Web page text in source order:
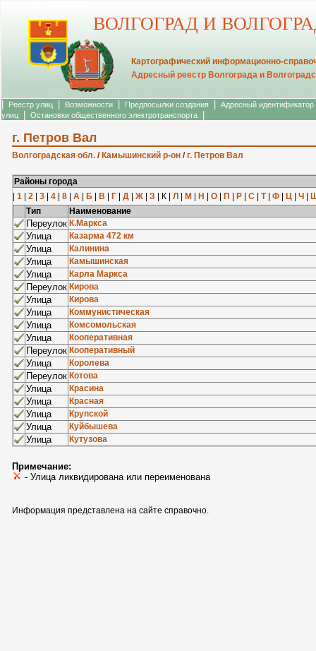
ВОЛГОГРАД И
Картографический информационно-
Адресный реестр Волгограда и
Реестр улиц Возможности Предпосылки создания
Адресный идентификатор
улиц
Остановки общественного электротранспорта
г. Петров Вал
Волгоградская обл. / Камышинский р-он /г. Петров Вал
Районы города
1 2 3 4 8 А Б В Г Д Ж З | К | Л М Н О П Р С Т| Ф Ц Ч
Тип
Наименование
Переулок К.Маркса
Улица Казарма 472 км
Улица Калинина
Улица Камышинская
Улица Карла Маркса
Переулок Кирова
Улица Кирова
Улица Коммунистическая
Улица Комсомольская
Улица Кооперативная
Переулок Кооперативный
Улица Королева
Переулок Котова
Улица Красина
Улица Красная
Улица Крупской
Улица Куйбышева
Улица Кутузова
Примечание:
- Улица ликвидирована или переименована
Информация представлена на сайте справочно.